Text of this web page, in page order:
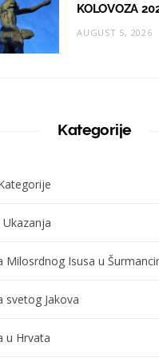
KOLOVOZA
AUGUST 5, 2026
Kategorije
Milosrdnog Isusa u
svetog Jakova
u Hrvata